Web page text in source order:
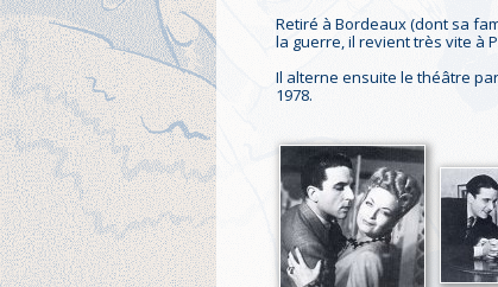
Retiré à Bordeaux (dont sa
la guerre, il revient très vite à
Il alterne ensuite le théâtre
1978.